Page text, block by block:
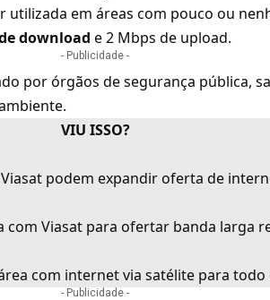
utilizada em áreas com pouco ou
download e 2 Mbps de upload.
- Publicidade -
por órgãos de segurança pública,
VIU ISSO?
podem expandir oferta de
com Viasat para ofertar banda larga
com internet via satélite para todo
- Publicidade -